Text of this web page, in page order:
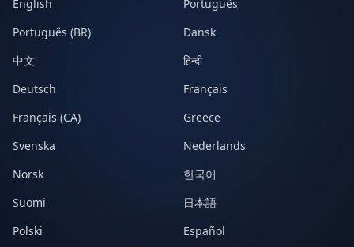
English
Português
Português (BR)
Dansk
中文
हिन्दी
Deutsch
Français
Français (CA)
Greece
Svenska
Nederlands
Norsk
한국어
Suomi
日本語
Polski
Español